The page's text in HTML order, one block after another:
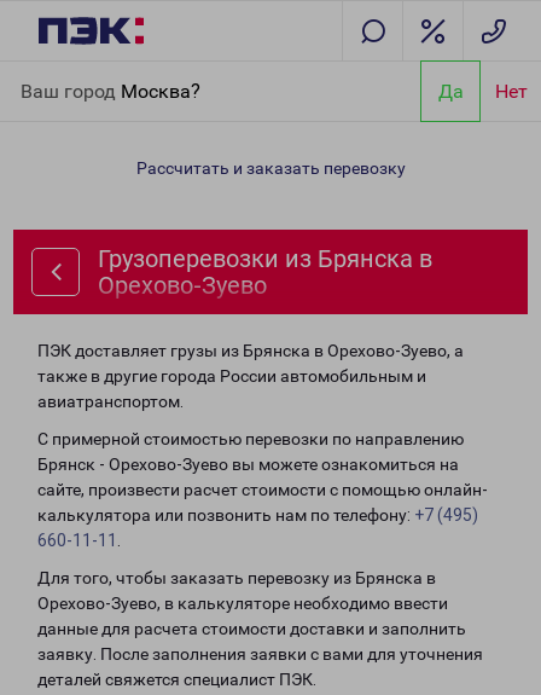
Ваш город Москва? Да Нет
Зуево
Рассчитать и заказать перевозку
Грузоперевозки из Брянска в
Орехово-Зуево
ПЭК доставляет грузы из Брянска в Орехово-Зуево, а
также в другие города России автомобильным и
авиатранспортом.
С примерной стоимостью перевозки по направлению
Брянск - Орехово-Зуево вы можете ознакомиться на
сайте, произвести расчет стоимости с помощью онлайн-
калькулятора или позвонить нам по телефону: +7 (495)
660-11-11
Для того, чтобы заказать перевозку из Брянска в
Орехово-Зуево, в калькуляторе необходимо ввести
данные для расчета стоимости доставки и заполнить
заявку. После заполнения заявки с вами для уточнения
деталей свяжется специалист ПЭК.